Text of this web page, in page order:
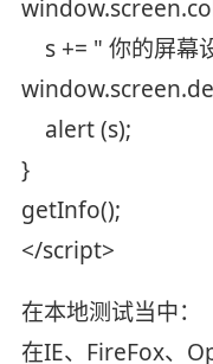
s += " 你的屏幕
alert (s);
}
getInfo();
</script>
在本地测试当中：
在IE、FireFox、